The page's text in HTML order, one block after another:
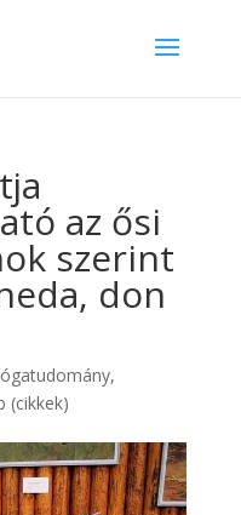
az ősi
szerint
don
,
(cikkek)